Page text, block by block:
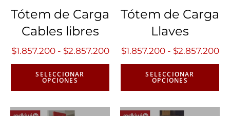
Tótem de Carga
Cables libres
$1.857.200 - $2.857.200
SELECCIONAR
OPCIONES
Tótem de Carga
Llaves
$1.857.200 - $2.857.200
SELECCIONAR
OPCIONES